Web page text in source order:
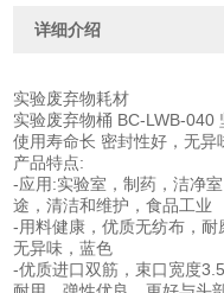
详细介绍
实验废弃物耗材
实验废弃物桶 BC-LWB-040
使用寿命长 密封性好，无
产品特点:
-应用:实验室，制药，洁净
途，清洁和维护，食品工业
-用料健康，优质无纺布，耐
无异味，蓝色
-优质进口双筋，束口宽度